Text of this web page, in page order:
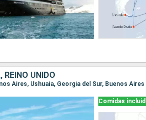
REINO UNIDO
Aires, Ushuaia, Georgia del Sur, Buenos Aires
Comidas